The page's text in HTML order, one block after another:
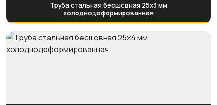
Труба стальная бесшовная 25х3 мм
холоднодеформированная